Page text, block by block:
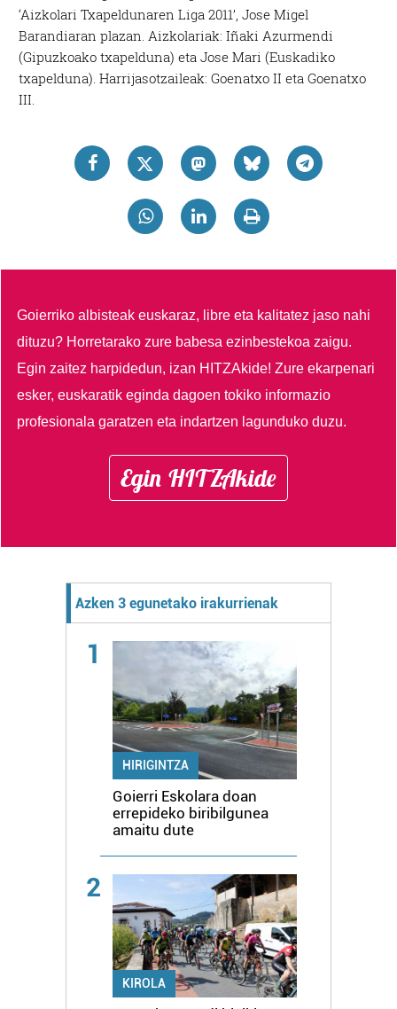
‘Aizkolari Txapeldunaren Liga 2011’, Jose Migel
Barandiaran plazan. Aizkolariak: Iñaki Azurmendi
(Gipuzkoako txapelduna) eta Jose Mari (Euskadiko
txapelduna). Harrijasotzaileak: Goenatxo II eta Goenatxo
III.
Goierriko albisteak euskaraz, libre eta kalitatez jaso nahi
dituzu? Horretarako zure babesa ezinbestekoa zaigu.
Egin zaitez harpidedun, izan HITZAkide!Zure ekarpenari
esker, euskaratik eginda dagoen tokiko informazio
profesionala garatzen eta indartzen lagunduko duzu.
Egin HITZAkide
Azken 3 egunetako irakurrienak
1
HIRIGINTZA
Goierri Eskolara doan
errepideko biribilgunea
amaitu dute
2
KIROLA